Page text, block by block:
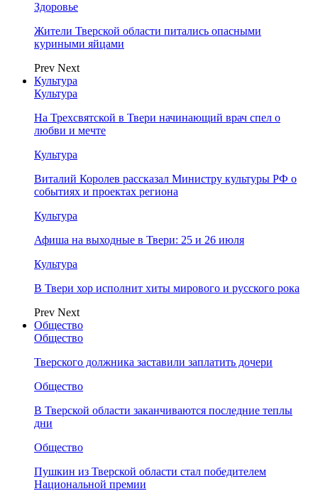
Здоровье
Жители Тверской области питались опасными
куриными яйцами
Prev Next
Культура
Культура
На Трехсвятской в Твери начинающий врач спел о
любви и мечте
Культура
Виталий Королев рассказал Министру культуры РФ о
событиях и проектах региона
Культура
Афиша на выходные в Твери: 25 и 26 июля
Культура
В Твери хор исполнит хиты мирового и русского рока
Prev Next
Общество
Общество
Тверского должника заставили заплатить дочери
Общество
В Тверской области заканчиваются последние теплы
дни
Общество
Пушкин из Тверской области стал победителем
Национальной премии